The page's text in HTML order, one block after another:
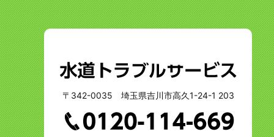
〒342-0035 埼玉県吉川市高久1-24-1 203